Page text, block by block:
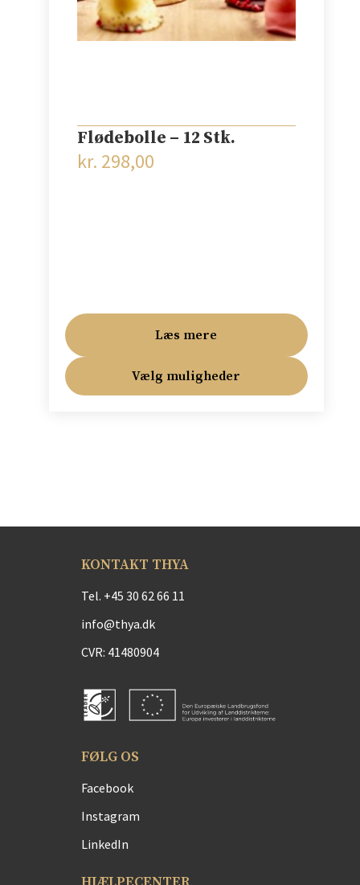
Flødebolle – 12 Stk.
kr. 298,00
Læs mere
Vælg muligheder
KONTAKT THYA
Tel. +45 30 62 66 11
info@thya.dk
CVR: 41480904
FØLG OS
Facebook
Instagram
LinkedIn